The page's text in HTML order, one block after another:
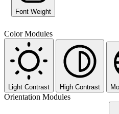
Font Weight
Color Modules
Light Contrast High Contrast
Orientation Modules